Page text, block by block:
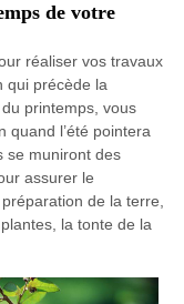
de votre
réaliser vos travaux
qui précède la
printemps, vous
quand l’été pointera
se muniront des
assurer le
de la terre,
la tonte de la